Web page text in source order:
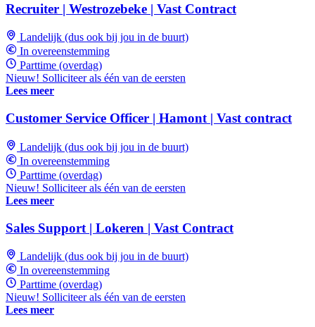
Recruiter | Westrozebeke | Vast Contract
Landelijk (dus ook bij jou in de buurt)
In overeenstemming
Parttime (overdag)
Nieuw! Solliciteer als één van de eersten
Lees meer
Customer Service Officer | Hamont | Vast contract
Landelijk (dus ook bij jou in de buurt)
In overeenstemming
Parttime (overdag)
Nieuw! Solliciteer als één van de eersten
Lees meer
Sales Support | Lokeren | Vast Contract
Landelijk (dus ook bij jou in de buurt)
In overeenstemming
Parttime (overdag)
Nieuw! Solliciteer als één van de eersten
Lees meer